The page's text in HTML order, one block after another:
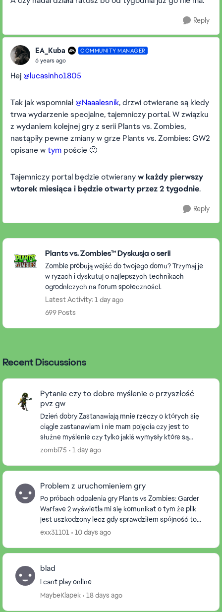
Reply
EA_Kuba COMMUNITY MANAGER
6 years ago
Hej @lucasinho1805
Tak jak wspomniał @Naaalesnik, drzwi otwierane są kiedy
trwa wydarzenie specjalne, tajemniczy portal. W związku
z wydaniem kolejnej gry z serii Plants vs. Zombies,
nastąpiły pewne zmiany w grze Plants vs. Zombies: GW2
opisane wtym poście 🙂
Tajemniczy portal będzie otwieranyw każdy pierwszy
wtorek miesiąca i będzie otwarty przez 2 tygodnie.
Reply
Featured Places
Plants vs. Zombies™ Dyskusja o serii
Zombie próbują wejść do twojego domu? Trzymaj je
w ryzach i dyskutuj o najlepszych technikach
ogrodniczych na forum społeczności.
Latest Activity: 1 day ago
699 Posts
Recent Discussions
Pytanie czy to dobre myślenie o przyszłość
pvz gw
Dzień dobry Zastanawiają mnie rzeczy o których się
ciągle zastanawiam i nie mam pojęcia czy jest to
służne myślenie czy tylko jakiś wymysły które są
nierealne wogóle. Wiem że obecnie PopCap i EA...
zombi75 1 day ago
Problem z uruchomieniem gry
Po próbach odpalenia gry Plants vs Zombies: Garder
Warfave 2 wyświetla mi się komunikat o tym że plik
jest uszkodzony lecz gdy sprawdziłem spójność to
wszystko było w porządku. Po ponowniej próbie da...
exx31101 10 days ago
blad
i cant play online
MaybeKlapek
18 days ago